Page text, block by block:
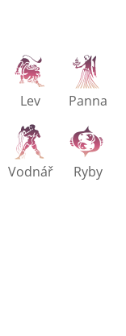
Lev Panna
Vodnář Ryby